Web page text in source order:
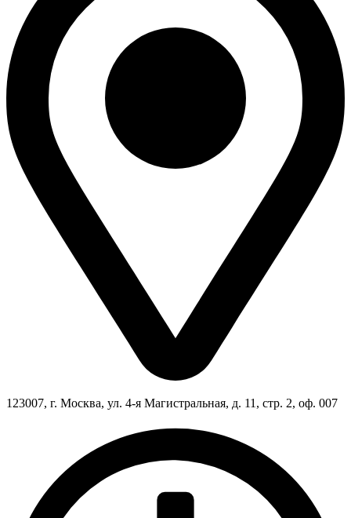
123007, г. Москва, ул. 4-я Магистральная, д. 11, стр. 2, оф. 007